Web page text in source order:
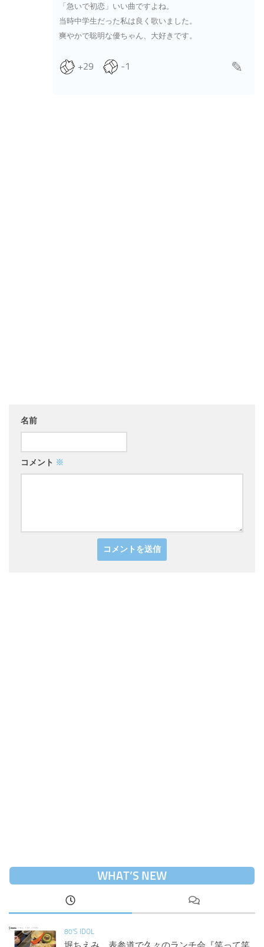
「急いで初恋」いい曲ですよね。
当時中学生だった私は良く歌いました。
爽やかで聡明な優ちゃん、大好きです。
+29 -1
名前
コメント ※
WHAT’S NEW
80'S IDOL